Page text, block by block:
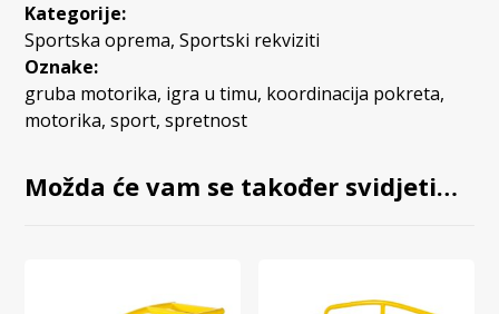
Kategorije:
Sportska oprema,Sportski rekviziti
Oznake:
gruba motorika, igra u timu, koordinacija pokreta,
motorika,sport,spretnost
Možda će vam se također svidjeti…